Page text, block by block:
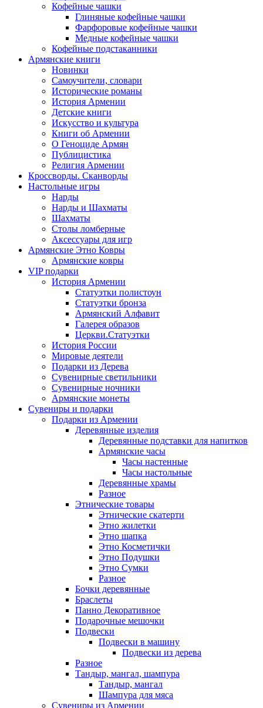
Кофейные чашки
Глиняные кофейные чашки
Фарфоровые кофейные чашки
Медные кофейные чашки
Кофейные подстаканники
Армянские книги
Новинки
Самоучители, словари
Исторические романы
История Армении
Детские книги
Иcкусство и культура
Книги об Армении
О Геноциде Армян
Публицистика
Религия Армении
Кроссворды. Сканворды
Настольные игры
Нарды
Нарды и Шахматы
Шахматы
Столы ломберные
Аксессуары для игр
Армянские Этно Ковры
Армянские ковры
VIP подарки
История Армении
Статуэтки полистоун
Статуэтки бронза
Армянский Алфавит
Галерея образов
Церкви.Статуэтки
История России
Мировые деятели
Подарки из Дерева
Сувенирные светильники
Сувенирные ночники
Армянские монеты
Сувениры и подарки
Подарки из Армении
Деревянные изделия
Деревянные подставки для напитков
Армянские часы
Часы настенные
Часы настольные
Деревянные храмы
Разное
Этнические товары
Этнические скатерти
Этно жилетки
Этно шапка
Этно Косметички
Этно Подушки
Этно Сумки
Разное
Бочки деревянные
Браслеты
Панно Декоративное
Подарочные мешочки
Подвески
Подвески в машину
Подвески из дерева
Разное
Тандыр, мангал, шампура
Тандыр, мангал
Шампура для мяса
Сувениры из Армении